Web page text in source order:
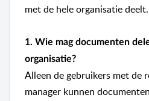
met de hele organisatie deelt.
1. Wie mag documenten
organisatie?
Alleen de gebruikers met de
manager kunnen